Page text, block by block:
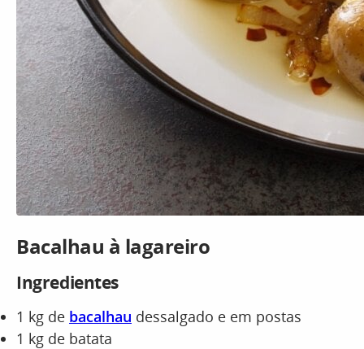
Bacalhau à lagareiro
Ingredientes
1 kg de bacalhau dessalgado e em postas
1 kg de batata